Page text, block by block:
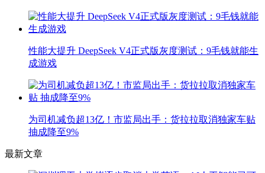
性能大提升 DeepSeek V4正式版灰度测试：9毛钱就能生
成游戏
为司机减负超13亿！市监局出手：货拉拉取消独家车贴
抽成降至9%
最新文章